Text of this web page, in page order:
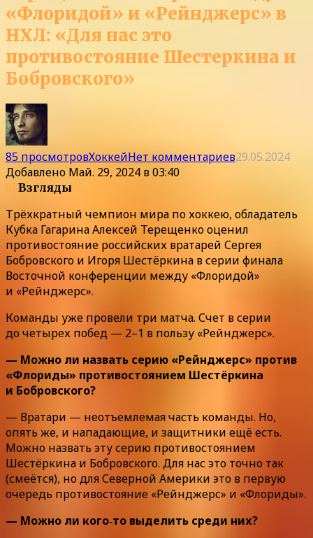
«Флоридой» и «Рейнджерс» в
НХЛ: «Для нас это
противостояние Шестеркина и
Бобровского»
85 просмотровХоккейНет комментариев29.05.2024
Добавлено Май. 29, 2024 в 03:40
85 Взгляды
Трёхкратный чемпион мира по хоккею, обладатель
Кубка Гагарина Алексей Терещенко оценил
противостояние российских вратарей Сергея
Бобровского и Игоря Шестёркина в серии финала
Восточной конференции между «Флоридой»
и «Рейнджерс».
Команды уже провели три матча. Счет в серии
до четырех побед — 2–1 в пользу «Рейнджерс».
— Можно ли назвать серию «Рейнджерс» против
«Флориды» противостоянием Шестёркина
и Бобровского?
— Вратари — неотъемлемая часть команды. Но,
опять же, и нападающие, и защитники ещё есть.
Можно назвать эту серию противостоянием
Шестёркина и Бобровского. Для нас это точно так
(смеётся), но для Северной Америки это в первую
очередь противостояние «Рейнджерс» и «Флориды».
— Можно ли кого‑то выделить среди них?